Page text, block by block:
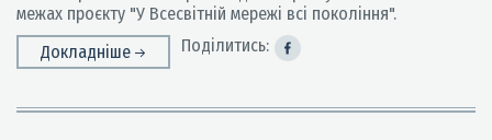
межах проєкту "У Всесвітній мережі всі покоління".
Докладніше
Поділитись: